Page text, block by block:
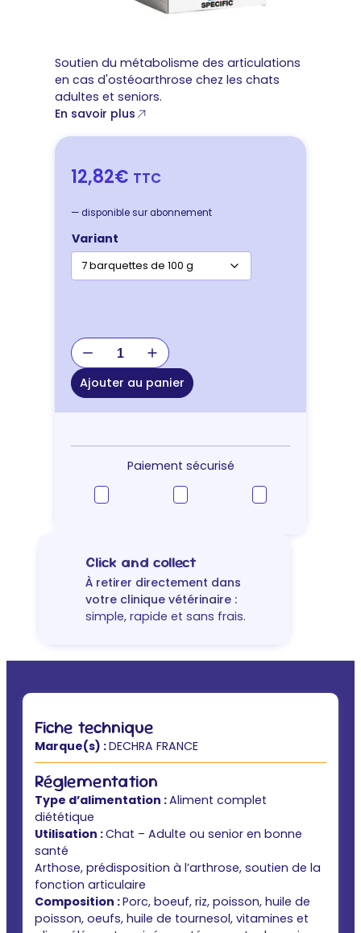
Soutien du métabolisme des articulations
en cas d'ostéoarthrose chez les chats
adultes et seniors.
En savoir plus
12,82€ TTC
— disponible sur abonnement
Variant
quantité
de
Specific
FJW
Joint
–
Ajouter au panier
Paiement sécurisé
Click and collect
À retirer directement dans
votre clinique vétérinaire :
simple, rapide et sans frais.
Fiche technique
Marque(s) :DECHRA FRANCE
Réglementation
Type d’alimentation :Aliment complet
diététique
Utilisation :Chat – Adulte ou senior en bonne
santé
Arthose, prédisposition à l’arthrose, soutien de la
fonction articulaire
Composition :Porc, boeuf, riz, poisson, huile de
poisson, oeufs, huile de tournesol, vitamines et